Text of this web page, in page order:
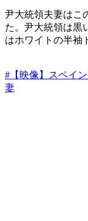
尹大統領夫妻はこ
た。尹大統領は黒
はホワイトの半袖
#【映像】スペイ
妻